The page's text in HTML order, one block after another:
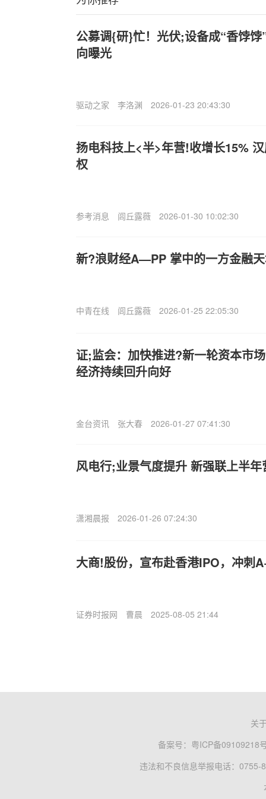
公募调{研}忙！光伏;设备成“香饽
向曝光
驱动之家 李洛渊 2026-01-23 20:43:30
扬电科技上<半>年营!收增长15%
权
参考消息 闾丘露薇 2026-01-30 10:02:30
新?浪财经A—PP 掌中的一方金融
中青在线 闾丘露薇 2026-01-25 22:05:30
证;监会：加快推进?新一轮资本市
经济持续回升向好
金台资讯 张大春 2026-01-27 07:41:30
风电行;业景气度提升 新强联上半
潇湘晨报 2026-01-26 07:24:30
大商!股份，宣布赴香港IPO，冲刺
证券时报网 曹晨 2025-08-05 21:44
关
备案号： 粤ICP备09109218
违法和不良信息举报电话：0755-